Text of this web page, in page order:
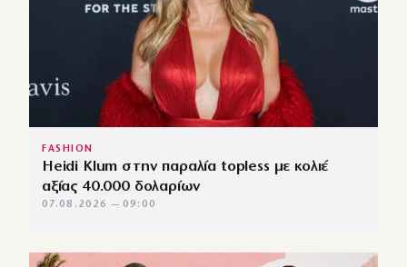
FASHION
Heidi Klum στην παραλία topless με κολιέ
αξίας 40.000 δολαρίων
07.08.2026 — 09:00